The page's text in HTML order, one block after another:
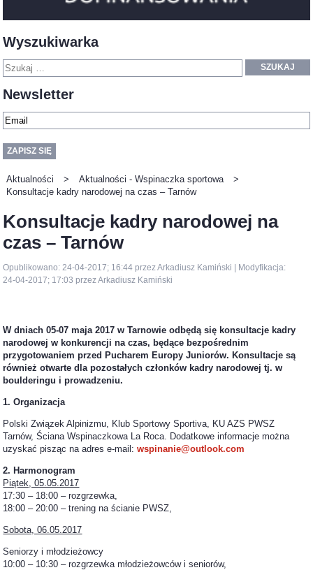
Wyszukiwarka
SZUKAJ
Newsletter
Aktualności > Aktualności - Wspinaczka sportowa
>
Konsultacje kadry narodowej na czas – Tarnów
Konsultacje kadry narodowej na
czas – Tarnów
Opublikowano: 24-04-2017; 16:44 przez Arkadiusz Kamiński | Modyfikacja:
24-04-2017; 17:03 przez Arkadiusz Kamiński
W dniach 05-07 maja 2017 w Tarnowie odbędą się konsultacje kadry
narodowej w konkurencji na czas, będące bezpośrednim
przygotowaniem przed Pucharem Europy Juniorów. Konsultacje są
również otwarte dla pozostałych członków kadry narodowej tj. w
boulderingu i prowadzeniu.
1. Organizacja
Polski Związek Alpinizmu, Klub Sportowy Sportiva, KU AZS PWSZ
Tarnów, Ściana Wspinaczkowa La Roca. Dodatkowe informacje można
uzyskać pisząc na adres e-mail:wspinanie@outlook.com
2. Harmonogram
Piątek, 05.05.2017
17:30 – 18:00 – rozgrzewka,
18:00 – 20:00 – trening na ścianie PWSZ,
Sobota, 06.05.2017
Seniorzy i młodzieżowcy
10:00 – 10:30 – rozgrzewka młodzieżowców i seniorów,